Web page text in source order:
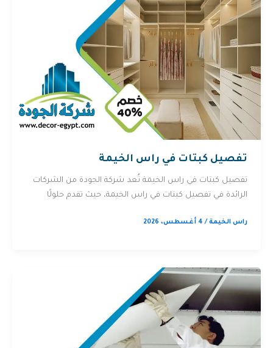
تفصيل كبتات في راس الخيمة
تفصيل كبتات في راس الخيمة تُعد شركة الجودة من الشركات
الرائدة في تفصيل كبتات في راس الخيمة، حيث تقدم حلولًا
راس الخيمة/ 4 أغسطس، 2026